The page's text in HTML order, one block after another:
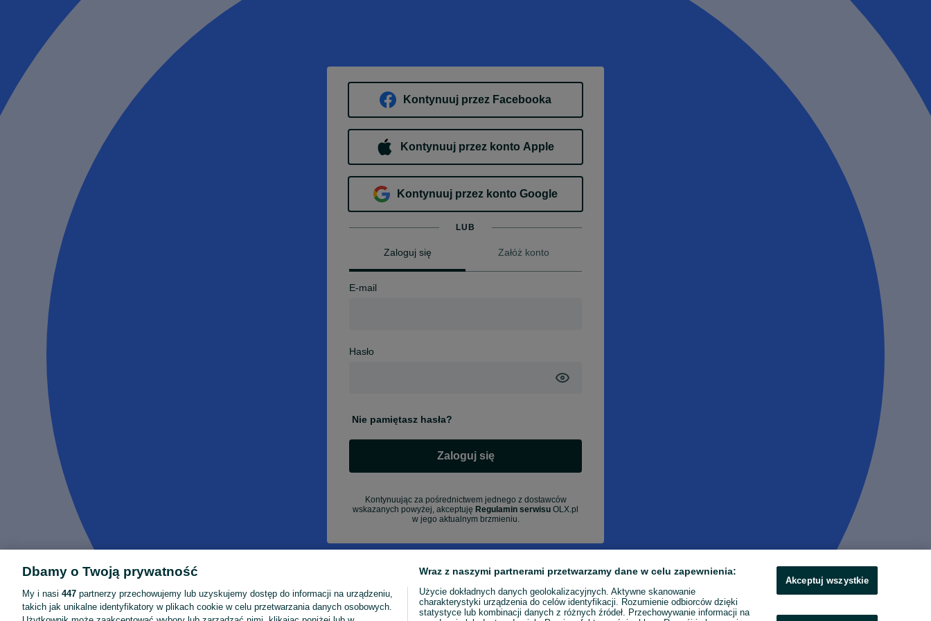
Kontynuuj przez Facebooka
Kontynuuj przez konto Apple
Kontynuuj przez konto Google
LUB
Zaloguj się Załóż konto
E-mail
Hasło
Nie pamiętasz hasła?
Zaloguj się
Kontynuując za pośrednictwem jednego z dostawców
wskazanych powyżej, akceptuję Regulamin serwisu OLX.pl
w jego aktualnym brzmieniu.
Dbamy o Twoją prywatność
My i nasi 447 partnerzy przechowujemy lub uzyskujemy dostęp do informacji na urządzeniu,
takich jak unikalne identyfikatory w plikach cookie w celu przetwarzania danych osobowych.
Wraz z naszymi partnerami przetwarzamy dane w celu zapewnienia:
Użycie dokładnych danych geolokalizacyjnych. Aktywne skanowanie
charakterystyki urządzenia do celów identyfikacji. Rozumienie odbiorców dzięki
statystyce lub kombinacji danych z różnych źródeł. Przechowywanie informacji na
Akceptuj wszystkie